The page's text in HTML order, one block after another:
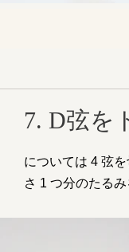
7. D弦を
については 4 弦
さ 1 つ分のたる